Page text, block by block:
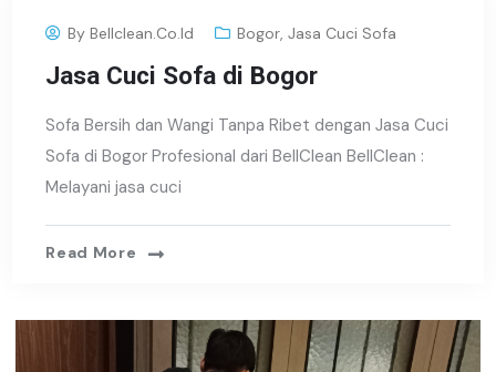
ByBellclean.co.id Bogor,Jasa Cuci Sofa
Jasa Cuci Sofa di Bogor
Sofa Bersih dan Wangi Tanpa Ribet dengan Jasa Cuci
Sofa di Bogor Profesional dari BellClean BellClean :
Melayani jasa cuci
Read More